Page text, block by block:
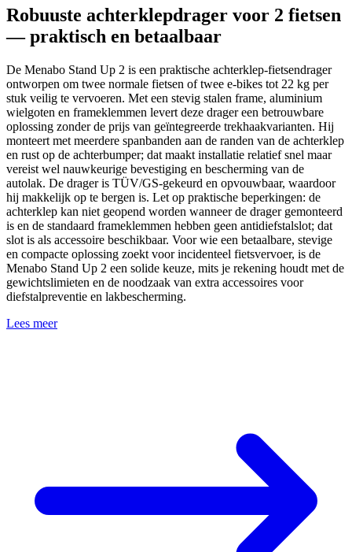
Robuuste achterklepdrager voor 2 fietsen
— praktisch en betaalbaar
De Menabo Stand Up 2 is een praktische achterklep-fietsendrager
ontworpen om twee normale fietsen of twee e-bikes tot 22 kg per
stuk veilig te vervoeren. Met een stevig stalen frame, aluminium
wielgoten en frameklemmen levert deze drager een betrouwbare
oplossing zonder de prijs van geïntegreerde trekhaakvarianten. Hij
monteert met meerdere spanbanden aan de randen van de achterklep
en rust op de achterbumper; dat maakt installatie relatief snel maar
vereist wel nauwkeurige bevestiging en bescherming van de
autolak. De drager is TÜV/GS-gekeurd en opvouwbaar, waardoor
hij makkelijk op te bergen is. Let op praktische beperkingen: de
achterklep kan niet geopend worden wanneer de drager gemonteerd
is en de standaard frameklemmen hebben geen antidiefstalslot; dat
slot is als accessoire beschikbaar. Voor wie een betaalbare, stevige
en compacte oplossing zoekt voor incidenteel fietsvervoer, is de
Menabo Stand Up 2 een solide keuze, mits je rekening houdt met de
gewichtslimieten en de noodzaak van extra accessoires voor
diefstalpreventie en lakbescherming.
Lees meer